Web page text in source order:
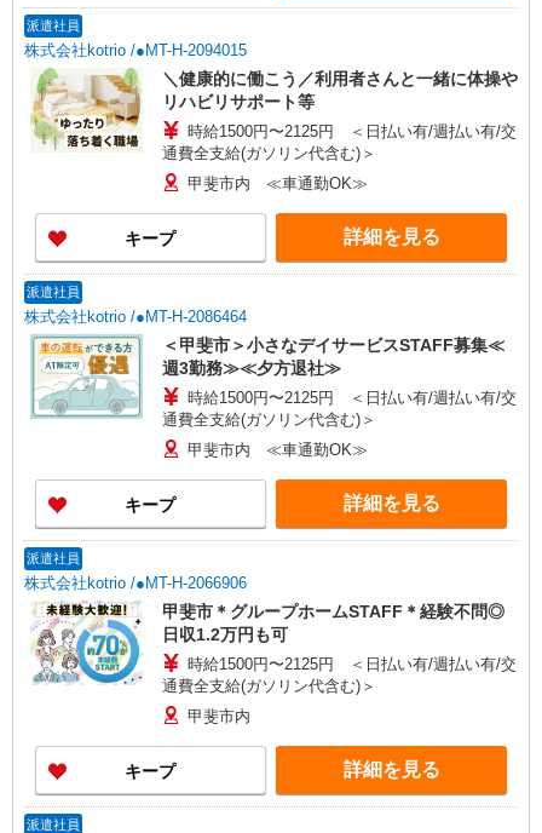
派遣社員
株式会社kotrio /●MT-H-2094015
＼健康的に働こう／利用者さんと一緒に体操や
リハビリサポート等
時給1500円〜2125円 ＜日払い有/週払い有/交
通費全支給(ガソリン代含む)＞
甲斐市内 ≪車通勤OK≫
キープ 詳細を見る
派遣社員
株式会社kotrio /●MT-H-2086464
＜甲斐市＞小さなデイサービスSTAFF募集≪
週3勤務≫≪夕方退社≫
時給1500円〜2125円 ＜日払い有/週払い有/交
通費全支給(ガソリン代含む)＞
甲斐市内 ≪車通勤OK≫
キープ 詳細を見る
派遣社員
株式会社kotrio /●MT-H-2066906
甲斐市＊グループホームSTAFF＊経験不問◎
日収1.2万円も可
時給1500円〜2125円 ＜日払い有/週払い有/交
通費全支給(ガソリン代含む)＞
甲斐市内
キープ 詳細を見る
派遣社員